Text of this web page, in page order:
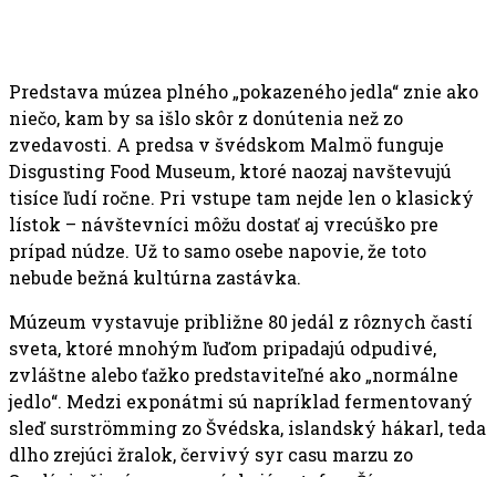
Predstava múzea plného „pokazeného jedla“ znie ako
niečo, kam by sa išlo skôr z donútenia než zo
zvedavosti. A predsa v švédskom Malmö funguje
Disgusting Food Museum, ktoré naozaj navštevujú
tisíce ľudí ročne. Pri vstupe tam nejde len o klasický
lístok – návštevníci môžu dostať aj vrecúško pre
prípad núdze. Už to samo osebe napovie, že toto
nebude bežná kultúrna zastávka.
Múzeum vystavuje približne 80 jedál z rôznych častí
sveta, ktoré mnohým ľuďom pripadajú odpudivé,
zvláštne alebo ťažko predstaviteľné ako „normálne
jedlo“. Medzi exponátmi sú napríklad fermentovaný
sleď surströmming zo Švédska, islandský hákarl, teda
dlho zrejúci žralok, červivý syr casu marzu zo